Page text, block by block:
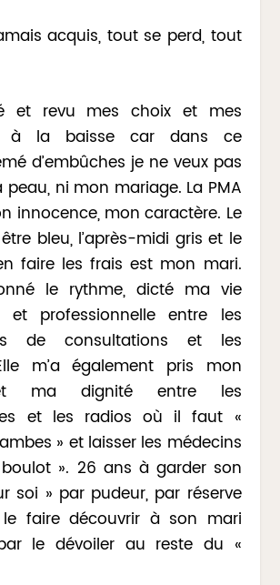
acquis, tout se perd, tout
et revu mes choix et mes
à la baisse car dans ce
d’embûches je ne veux pas
peau, ni mon mariage. La PMA
innocence, mon caractère. Le
bleu, l’après-midi gris et le
faire les frais est mon mari.
le rythme, dicté ma vie
et professionnelle entre les
de consultations et les
m’a également pris mon
ma dignité entre les
et les radios où il faut «
» et laisser les médecins
». 26 ans à garder son
soi » par pudeur, par réserve
faire découvrir à son mari
le dévoiler au reste du «